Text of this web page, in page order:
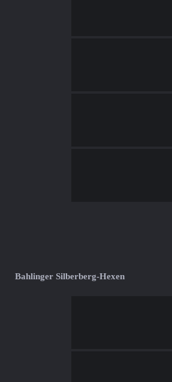
Bahlinger Silberberg-Hexen